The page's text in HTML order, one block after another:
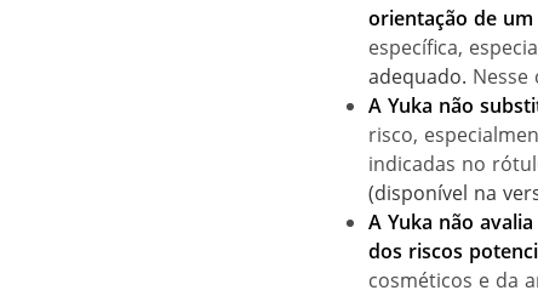
orientação de
específica,
adequado.
A Yuka não
risco,
indicadas no
(disponível na
A Yuka não
dos riscos
cosméticos e da